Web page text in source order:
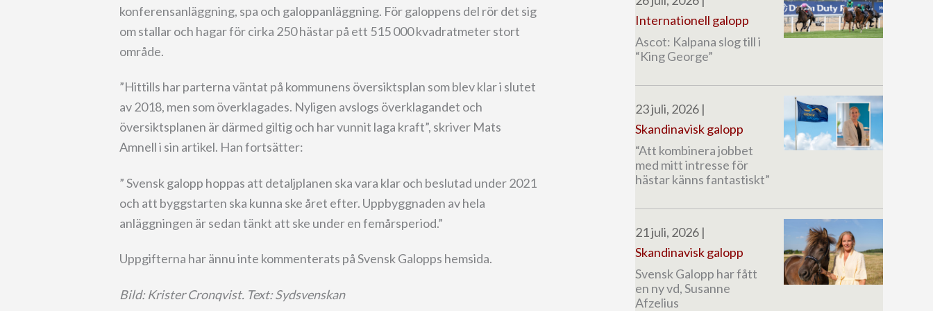
konferensanläggning, spa och galoppanläggning. För galoppens del rör det sig
om stallar och hagar för cirka 250 hästar på ett 515 000 kvadratmeter stort
område.
”Hittills har parterna väntat på kommunens översiktsplan som blev klar i slutet
av 2018, men som överklagades. Nyligen avslogs överklagandet och
översiktsplanen är därmed giltig och har vunnit laga kraft”, skriver Mats
Amnell i sin artikel. Han fortsätter:
” Svensk galopp hoppas att detaljplanen ska vara klar och beslutad under 2021
och att byggstarten ska kunna ske året efter. Uppbyggnaden av hela
anläggningen är sedan tänkt att ske under en femårsperiod.”
Uppgifterna har ännu inte kommenterats på Svensk Galopps hemsida.
Bild: Krister Cronqvist. Text: Sydsvenskan
Internationell galopp
Ascot: Kalpana slog till i
“King George”
23 juli, 2026 |
Skandinavisk galopp
“Att kombinera jobbet
med mitt intresse för
hästar känns fantastiskt”
21 juli, 2026 |
Skandinavisk galopp
Svensk Galopp har fått
en ny vd, Susanne
Afzelius